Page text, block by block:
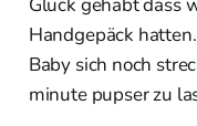
Handgepäck
Baby sich noch
minute pupser zu